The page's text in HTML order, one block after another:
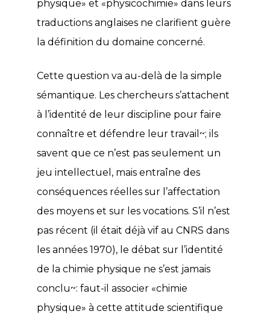
physique» et «physicochimie» dans leurs
traductions anglaises ne clarifient guère
la définition du domaine concerné.
Cette question va au-delà de la simple
sémantique. Les chercheurs s’attachent
à l’identité de leur discipline pour faire
connaître et défendre leur travail~; ils
savent que ce n’est pas seulement un
jeu intellectuel, mais entraîne des
conséquences réelles sur l’affectation
des moyens et sur les vocations. S’il n’est
pas récent (il était déjà vif au CNRS dans
les années 1970), le débat sur l’identité
de la chimie physique ne s’est jamais
conclu~: faut-il associer «chimie
physique» à cette attitude scientifique